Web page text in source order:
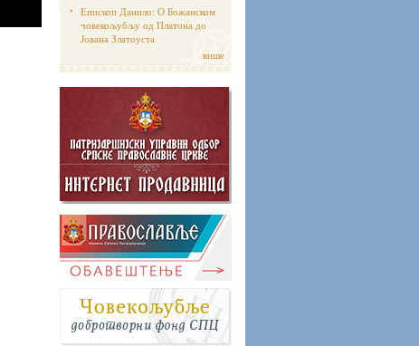
Епископ Данило: О Божанском
човекољубљу од Платона до
Јована Златоуста
више